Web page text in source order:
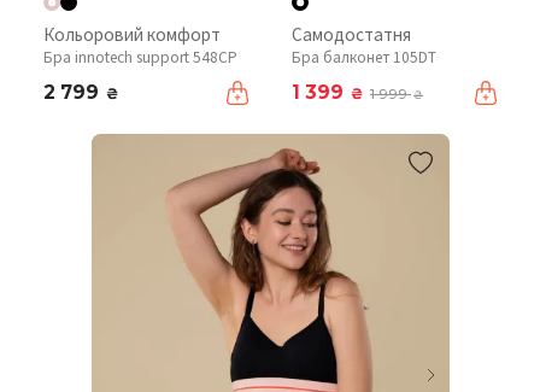
Кольоровий комфорт
Бра innotech support 548CP
2 799 ₴
Самодостатня
Бра балконет 105DT
1 399 ₴ 1 999₴